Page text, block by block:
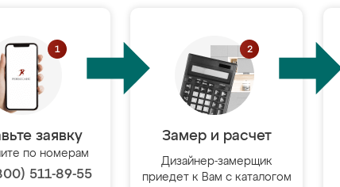
заявку
по номерам
511-89-55
Замер и расчет
Дизайнер-замерщик
приедет к Вам с каталогом